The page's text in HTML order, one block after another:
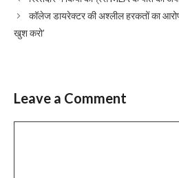
कॉलेज डायरेक्टर की अश्लील हरकतों का
खुश करो’
Leave a Comment